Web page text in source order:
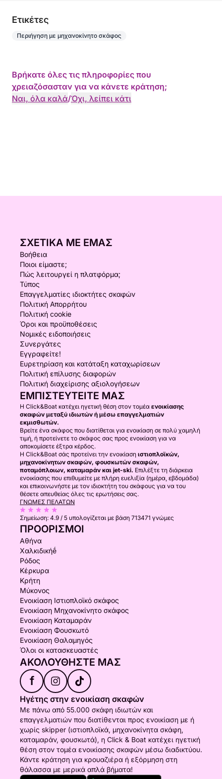
Eτικέτες
Περιήγηση με μηχανοκίνητο σκάφος
Βρήκατε όλες τις πληροφορίες που
χρειαζόσασταν για να κάνετε κράτηση;
Ναι, όλα καλά/Όχι, λείπει κάτι
ΣΧΕΤΙΚΆ ΜΕ ΕΜΆΣ
Βοήθεια
Ποιοι είμαστε;
Πώς λειτουργεί η πλατφόρμα;
Τύπος
Επαγγελματίες ιδιοκτήτες σκαφών
Πολιτική Απορρήτου
Πολιτική cookie
Όροι και προϋποθέσεις
Νομικές ειδοποιήσεις
Συνεργάτες
Εγγραφείτε!
Ευρετηρίαση και κατάταξη καταχωρίσεων
Πολιτική επίλυσης διαφορών
Πολιτική διαχείρισης αξιολογήσεων
ΕΜΠΙΣΤΕΥΤΕΊΤΕ ΜΑΣ
Η Click&Boat κατέχει ηγετική θέση στον τομέα ενοικίασης
σκαφών μεταξύ ιδιωτών ή μέσω επαγγελματιών
εκμισθωτών.
Βρείτε ένα σκάφος που διατίθεται για ενοικίαση σε πολύ χαμηλή
τιμή, ή προτείνετε το σκάφος σας προς ενοικίαση για να
αποκομίσετε έξτρα κέρδος.
Η Click&Boat σάς προτείνει την ενοικίαση ιστιοπλοϊκών,
μηχανοκίνητων σκαφών, φουσκωτών σκαφών,
ποταμόπλοιων, καταμαράν και jet-ski. Επιλέξτε τη διάρκεια
ενοικίασης που επιθυμείτε με πλήρη ευελιξία (ημέρα, εβδομάδα)
και επικοινωνήστε με τον ιδιοκτήτη του σκάφους για να του
θέσετε απευθείας όλες τις ερωτήσεις σας.
ΓΝΏΜΕΣ ΠΕΛΑΤΏΝ
Σημείωση: 4.9 / 5 υπολογίζεται με βάση 713471 γνώμες
ΠΡΟΟΡΙΣΜΟΊ
Αθήνα
Χαλκιδικήḗ
Ρόδος
Κέρκυρα
Κρήτη
Μύκονος
Ενοικίαση Ιστιοπλοϊκό σκάφος
Ενοικίαση Μηχανοκίνητο σκάφος
Ενοικίαση Καταμαράν
Ενοικίαση Φουσκωτό
Ενοικίαση Θαλαμηγός
Όλοι οι κατασκευαστές
ΑΚΟΛΟΥΘΉΣΤΕ ΜΑΣ
f
Ηγέτης στην ενοικίαση σκαφών
Με πάνω από 55.000 σκάφη ιδιωτών και
επαγγελματιών που διατίθενται προς ενοικίαση με ή
χωρίς skipper (ιστιοπλοϊκά, μηχανοκίνητα σκάφη,
καταμαράν, φουσκωτά), η Click & Boat κατέχει ηγετική
θέση στον τομέα ενοικίασης σκαφών μέσω διαδικτύου.
Κάντε κράτηση για κρουαζιέρα ή εξόρμηση στη
θάλασσα με μερικά απλά βήματα!